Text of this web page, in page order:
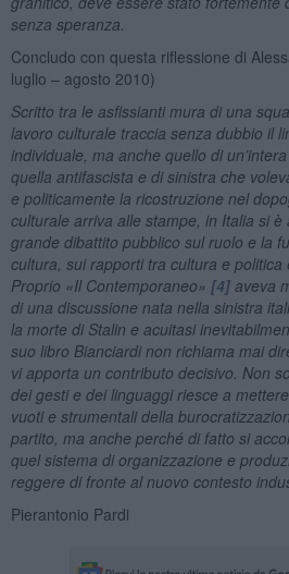
senza speranza.
Concludo con questa riflessione di
luglio – agosto 2010)
Scritto tra le asfissianti mura di una
lavoro culturale traccia senza dubbio il
individuale, ma anche quello di
quella antifascista e di sinistra che
e politicamente la ricostruzione nel
culturale arriva alle stampe, in Italia si è
grande dibattito pubblico sul ruolo e la
cultura, sui rapporti tra cultura e politica
Proprio «Il Contemporaneo» [4]aveva
di una discussione nata nella sinistra
la morte di Stalin e acuitasi
suo libro Bianciardi non richiama mai
vi apporta un contributo decisivo. Non
dei gesti e dei linguaggi riesce a
vuoti e strumentali della
partito, ma anche perché di fatto si
quel sistema di organizzazione e
reggere di fronte al nuovo contesto
Pierantonio Pardi